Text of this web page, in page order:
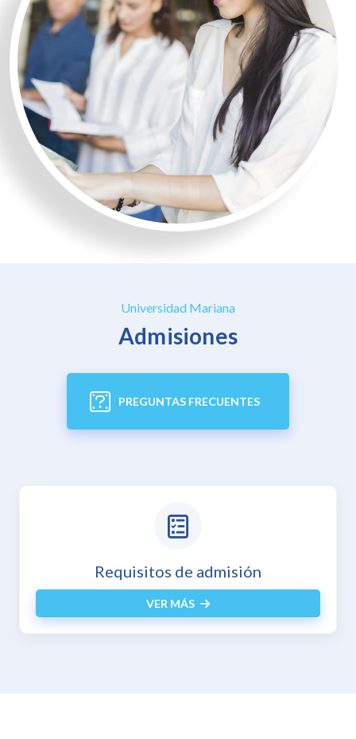
Universidad Mariana
Admisiones
PREGUNTAS FRECUENTES
Inscripciones en línea
VER MÁS